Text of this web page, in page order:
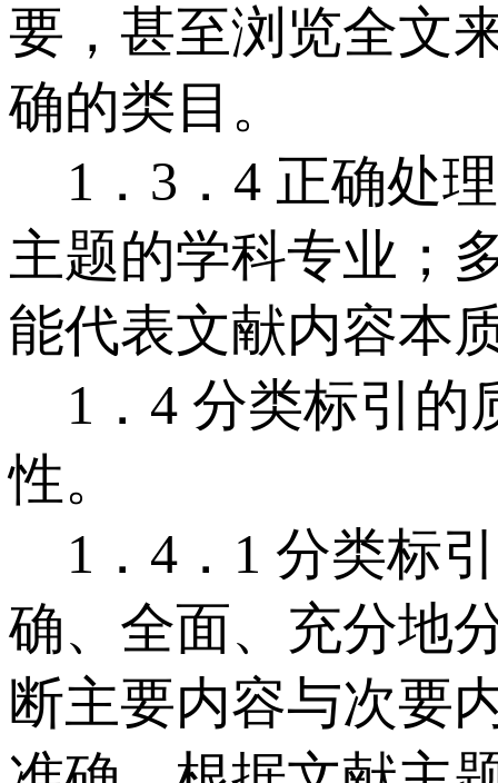
要，甚至浏览全文
确的类目。
1．3．4 正确处
主题的学科专业；
能代表文献内容本
1．4 分类标引的
性。
1．4．1 分类标
确、全面、充分地
断主要内容与次要